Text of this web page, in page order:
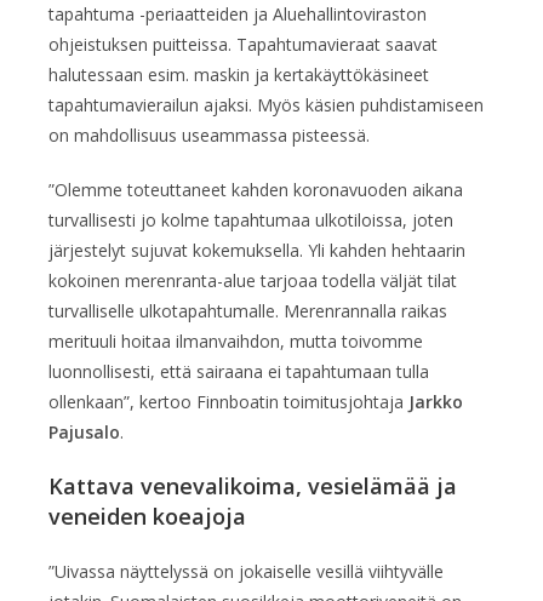
tapahtuma -periaatteiden ja Aluehallintoviraston
ohjeistuksen puitteissa. Tapahtumavieraat saavat
halutessaan esim. maskin ja kertakäyttökäsineet
tapahtumavierailun ajaksi. Myös käsien puhdistamiseen
on mahdollisuus useammassa pisteessä.
”Olemme toteuttaneet kahden koronavuoden aikana
turvallisesti jo kolme tapahtumaa ulkotiloissa, joten
järjestelyt sujuvat kokemuksella. Yli kahden hehtaarin
kokoinen merenranta-alue tarjoaa todella väljät tilat
turvalliselle ulkotapahtumalle. Merenrannalla raikas
merituuli hoitaa ilmanvaihdon, mutta toivomme
luonnollisesti, että sairaana ei tapahtumaan tulla
ollenkaan”, kertoo Finnboatin toimitusjohtaja Jarkko
Pajusalo.
Kattava venevalikoima, vesielämää ja
veneiden koeajoja
”Uivassa näyttelyssä on jokaiselle vesillä viihtyvälle